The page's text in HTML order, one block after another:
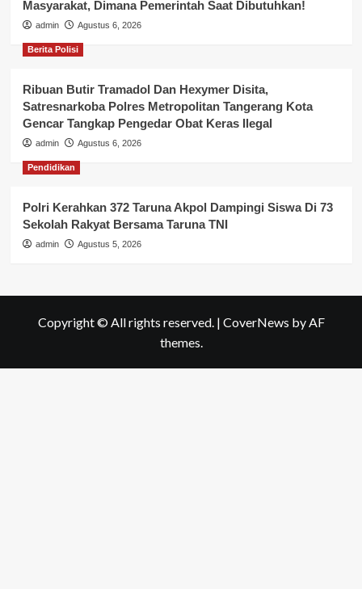
Masyarakat, Dimana Pemerintah Saat Dibutuhkan!
admin Agustus 6, 2026
Berita Polisi
Ribuan Butir Tramadol Dan Hexymer Disita,
Satresnarkoba Polres Metropolitan Tangerang Kota
Gencar Tangkap Pengedar Obat Keras Ilegal
admin Agustus 6, 2026
Pendidikan
Polri Kerahkan 372 Taruna Akpol Dampingi Siswa Di 73
Sekolah Rakyat Bersama Taruna TNI
admin Agustus 5, 2026
Copyright © All rights reserved. | CoverNews by AF
themes.